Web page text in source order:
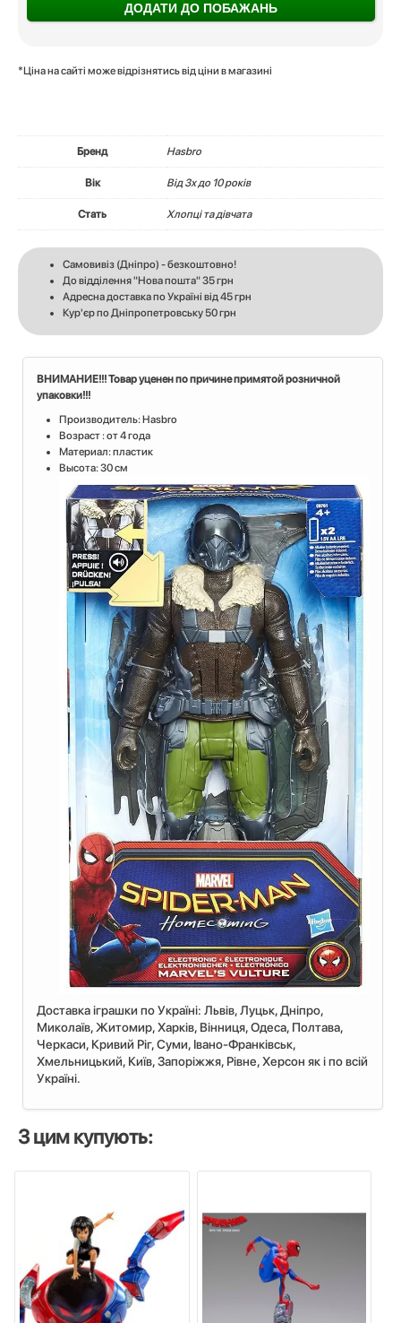
ДОДАТИ ДО ПОБАЖАНЬ
*Ціна на сайті може відрізнятись від ціни в магазині
Бренд Hasbro
Вік Вiд 3х до 10 років
Стать Хлопці та дівчата
Самовивіз (Дніпро) - безкоштовно!
До відділення "Нова пошта" 35 грн
Адресна доставка по Україні від 45 грн
Кур'єр по Дніпропетровську 50 грн
ВНИМАНИЕ!!! Товар уценен по причине примятой розничной
упаковки!!!
Производитель: Hasbro
Возраст : от 4 года
Материал: пластик
Высота: 30 см
Доставка іграшки по Україні: Львiв, Луцьк, Дніпро,
Миколаїв, Житомир, Харків, Вінниця, Одеса, Полтава,
Черкаси, Кривий Ріг, Суми, Івано-Франківськ,
Хмельницький, Київ, Запоріжжя, Рівне, Херсон як і по всій
Україні.
З цим купують: